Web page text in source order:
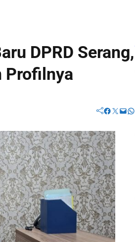
DPRD Serang,
Profilnya
Facebook Twitter Mail WhatsApp